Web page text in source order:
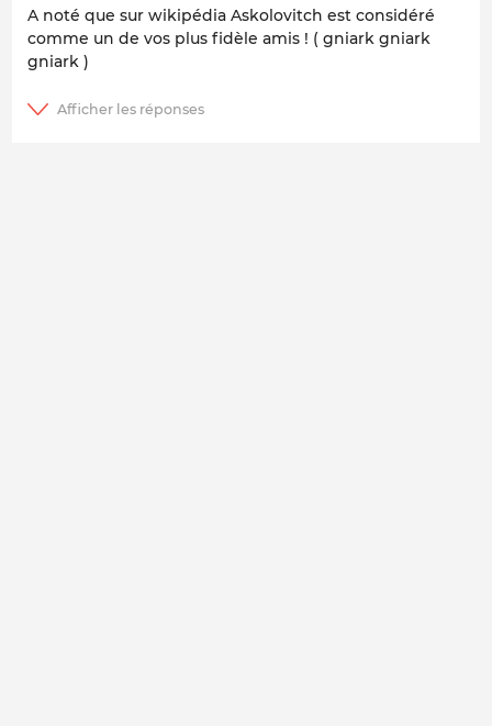
A noté que sur wikipédia Askolovitch est considéré
comme un de vos plus fidèle amis ! ( gniark gniark
gniark )